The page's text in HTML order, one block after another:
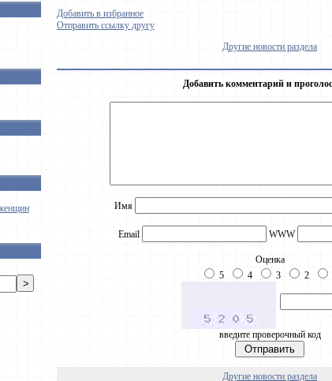
Добавить в избранное
Отправить ссылку другу
Другие новости раздела
Добавить комментарий и
Имя
Email WWW
Оценка
5
4 3 2
введите проверочный код
Другие новости раздела